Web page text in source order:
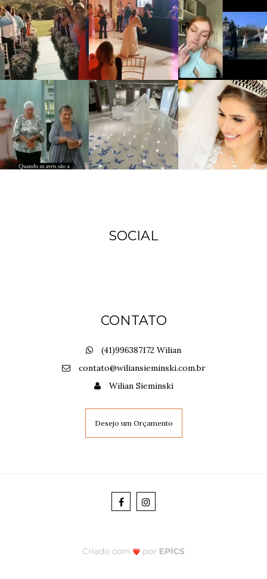
SOCIAL
CONTATO
(41)996387172 Wilian
contato@wiliansieminski.com.br
Wilian Sieminski
Desejo um Orçamento